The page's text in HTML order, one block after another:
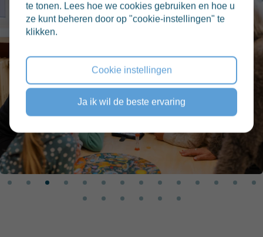
te tonen. Lees hoe we cookies gebruiken en hoe u
ze kunt beheren door op "cookie-instellingen" te
klikken.
Cookie instellingen
Ja ik wil de beste ervaring